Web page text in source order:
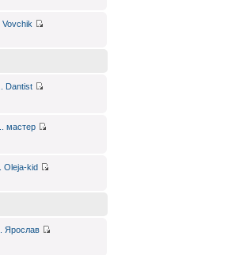
Vovchik
Dantist
мастер
Oleja-kid
Ярослав